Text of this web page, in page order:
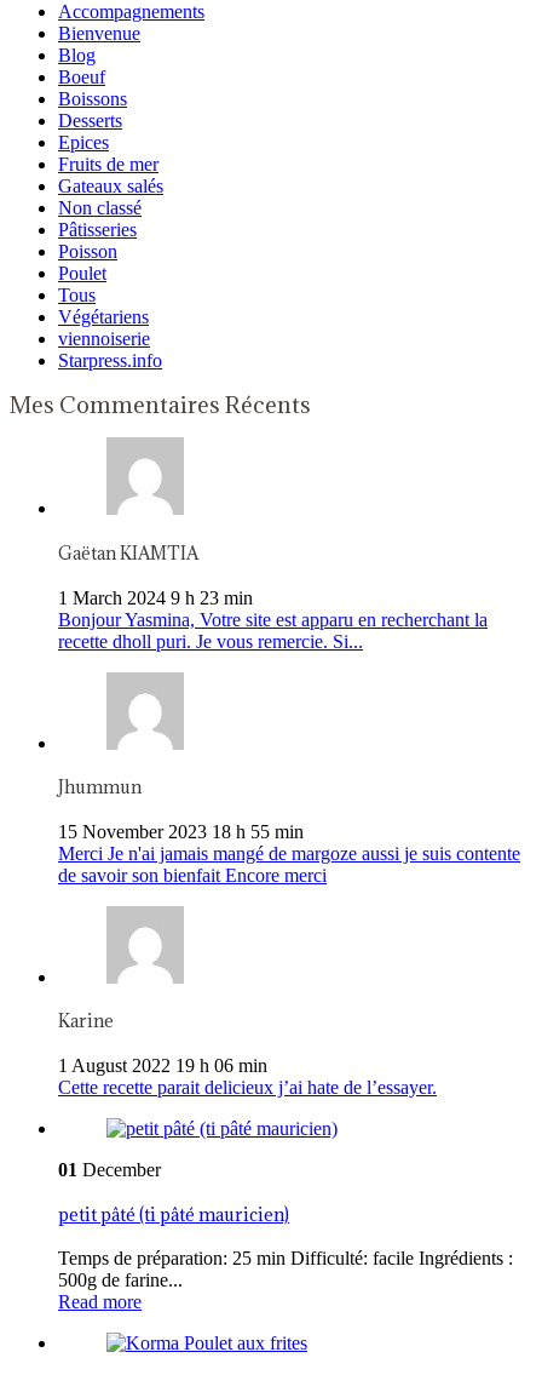
Accompagnements
Bienvenue
Blog
Boeuf
Boissons
Desserts
Epices
Fruits de mer
Gateaux salés
Non classé
Pâtisseries
Poisson
Poulet
Tous
Végétariens
viennoiserie
Starpress.info
Mes Commentaires Récents
Gaëtan KIAMTIA
1 March 2024 9 h 23 min
Bonjour Yasmina, Votre site est apparu en recherchant la
recette dholl puri. Je vous remercie. Si...
Jhummun
15 November 2023 18 h 55 min
Merci Je n'ai jamais mangé de margoze aussi je suis contente
de savoir son bienfait Encore merci
Karine
1 August 2022 19 h 06 min
Cette recette parait delicieux j’ai hate de l’essayer.
01 December
petit pâté (ti pâté mauricien)
Temps de préparation: 25 min Difficulté: facile Ingrédients :
500g de farine...
Read more